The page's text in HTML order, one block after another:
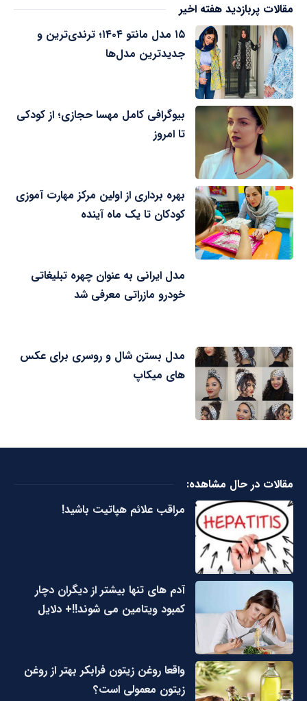
مقالات پربازدید هفته اخیر
۱۵ مدل مانتو ۱۴۰۴؛ ترندی‌ترین و
جدیدترین مدل‌ها
بیوگرافی کامل مهسا حجازی؛ از کودکی
تا امروز
بهره برداری از اولین مرکز مهارت آموزی
کودکان تا یک ماه آینده
مدل ایرانی به عنوان چهره تبلیغاتی
خودرو مازراتی معرفی شد
مدل بستن شال و روسری برای عکس
های میکاپ
مقالات در حال مشاهده:
مراقب علائم هپاتیت باشید!
آدم های تنها بیشتر از دیگران دچار
کمبود ویتامین می شوند!!+ دلایل
واقعا روغن زیتون فرابکر بهتر از روغن
زیتون معمولی است؟